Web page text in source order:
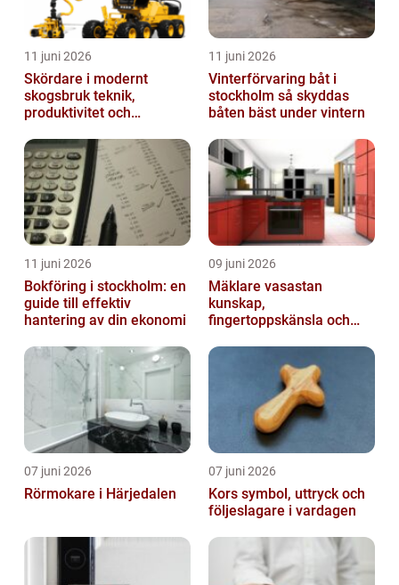
11 juni 2026
Skördare i modernt
skogsbruk teknik,
produktivitet och
11 juni 2026
Vinterförvaring båt i
stockholm så skyddas
båten bäst under vintern
11 juni 2026
Bokföring i stockholm: en
guide till effektiv
hantering av din ekonomi
09 juni 2026
Mäklare vasastan
kunskap,
fingertoppskänsla och
07 juni 2026
Rörmokare i Härjedalen
07 juni 2026
Kors symbol, uttryck och
följeslagare i vardagen